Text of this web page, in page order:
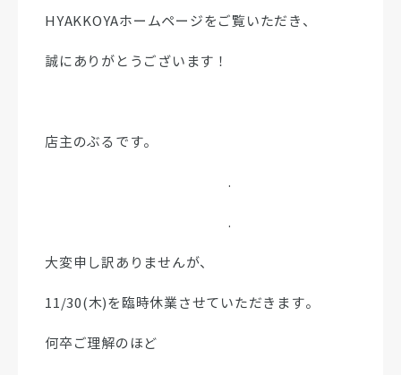
HYAKKOYAホームページをご覧いただき、
誠にありがとうございます！
店主のぶるです。
.
.
大変申し訳ありませんが、
11/30(木)を臨時休業させていただきます。
何卒ご理解のほど